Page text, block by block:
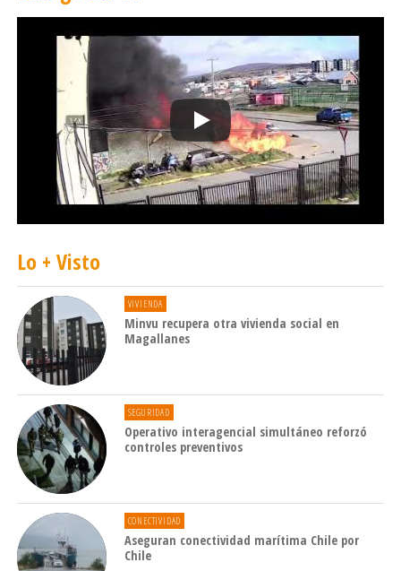
Lo + Visto
VIVIENDA
Minvu recupera otra vivienda social en
Magallanes
SEGURIDAD
Operativo interagencial simultáneo reforzó
controles preventivos
CONECTIVIDAD
Aseguran conectividad marítima Chile por
Chile